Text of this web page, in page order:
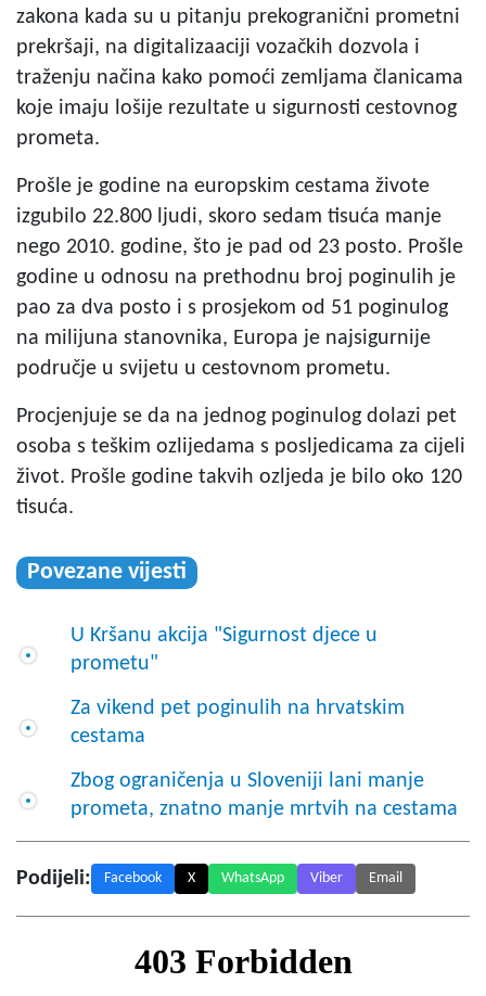
zakona kada su u pitanju prekogranični prometni
prekršaji, na digitalizaaciji vozačkih dozvola i
traženju načina kako pomoći zemljama članicama
koje imaju lošije rezultate u sigurnosti cestovnog
prometa.
Prošle je godine na europskim cestama živote
izgubilo 22.800 ljudi, skoro sedam tisuća manje
nego 2010. godine, što je pad od 23 posto. Prošle
godine u odnosu na prethodnu broj poginulih je
pao za dva posto i s prosjekom od 51 poginulog
na milijuna stanovnika, Europa je najsigurnije
područje u svijetu u cestovnom prometu.
Procjenjuje se da na jednog poginulog dolazi pet
osoba s teškim ozlijedama s posljedicama za cijeli
život. Prošle godine takvih ozljeda je bilo oko 120
tisuća.
Povezane vijesti
U Kršanu akcija "Sigurnost djece u
prometu"
Za vikend pet poginulih na hrvatskim
cestama
Zbog ograničenja u Sloveniji lani manje
prometa, znatno manje mrtvih na cestama
Podijeli: Facebook X WhatsApp Viber Email